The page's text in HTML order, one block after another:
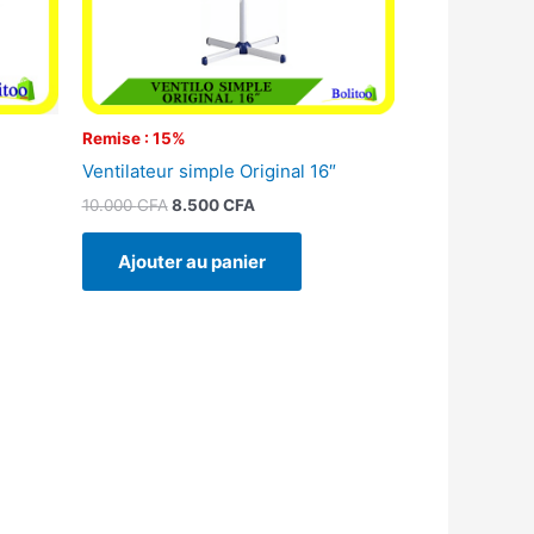
Remise : 15%
Ventilateur simple Original 16″
10.000CFA 8.500CFA
Ajouter au panier